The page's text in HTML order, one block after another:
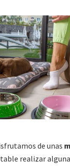
de unas
realizar